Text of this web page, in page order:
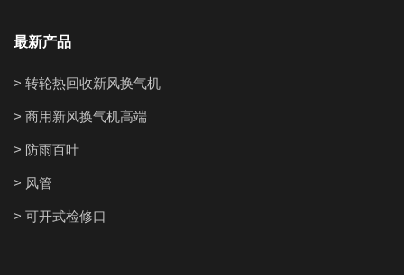
最新产品
> 转轮热回收新风换气机
> 商用新风换气机高端
> 防雨百叶
> 风管
> 可开式检修口